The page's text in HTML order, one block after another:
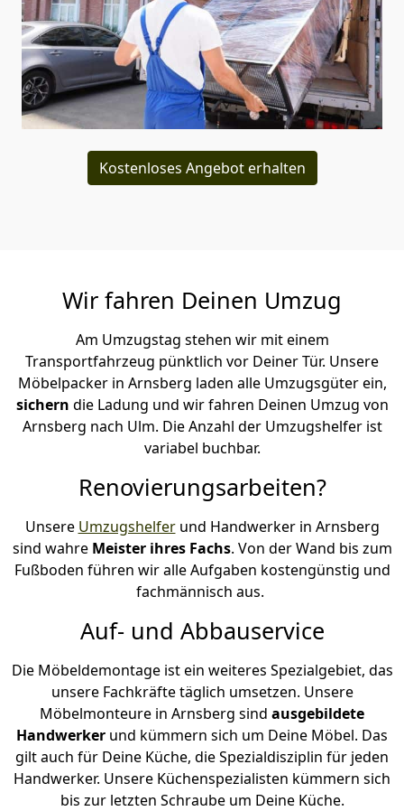
Kostenloses Angebot erhalten
Wir fahren Deinen Umzug
Am Umzugstag stehen wir mit einem
Transportfahrzeug pünktlich vor Deiner Tür. Unsere
Möbelpacker in Arnsberg laden alle Umzugsgüter ein,
sichern die Ladung und wir fahren Deinen Umzug von
Arnsberg nach Ulm. Die Anzahl der Umzugshelfer ist
variabel buchbar.
Renovierungsarbeiten?
Unsere Umzugshelferund Handwerker in Arnsberg
sind wahre Meister ihres Fachs. Von der Wand bis zum
Fußboden führen wir alle Aufgaben kostengünstig und
fachmännisch aus.
Auf- und Abbauservice
Die Möbeldemontage ist ein weiteres Spezialgebiet, das
unsere Fachkräfte täglich umsetzen. Unsere
Möbelmonteure in Arnsberg sind ausgebildete
Handwerker und kümmern sich um Deine Möbel. Das
gilt auch für Deine Küche, die Spezialdisziplin für jeden
Handwerker. Unsere Küchenspezialisten kümmern sich
bis zur letzten Schraube um Deine Küche.